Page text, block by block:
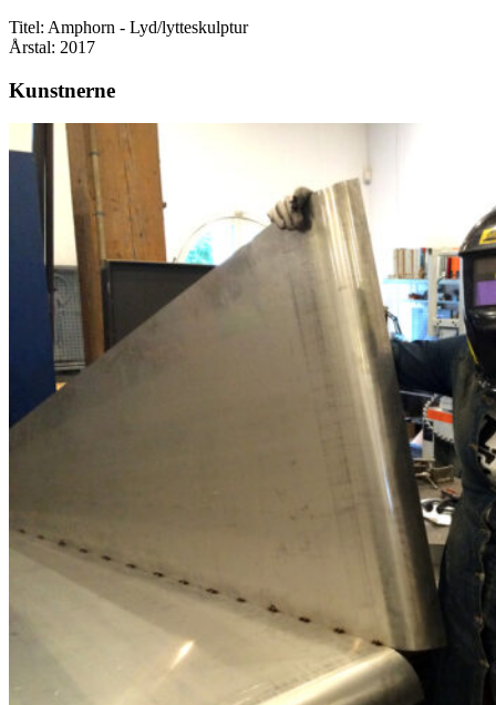
Titel: Amphorn - Lyd/lytteskulptur
Årstal: 2017
Kunstnerne